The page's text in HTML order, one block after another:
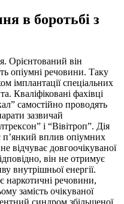
в боротьбі з
Орієнтований він
опіумні речовини. Таку
імплантації спеціальних
Кваліфіковані фахівці
самостійно проводять
зазвичай
і “Вівітроп”. Дія
п’янкий вплив опіумних
відчуває довгоочікуваної
він не отримує
внутрішньої енергії.
наркотичні речовини,
замість очікуваної
синдром збільшеної